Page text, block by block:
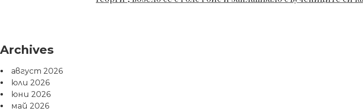
Archives
август 2026
юли 2026
юни 2026
май 2026